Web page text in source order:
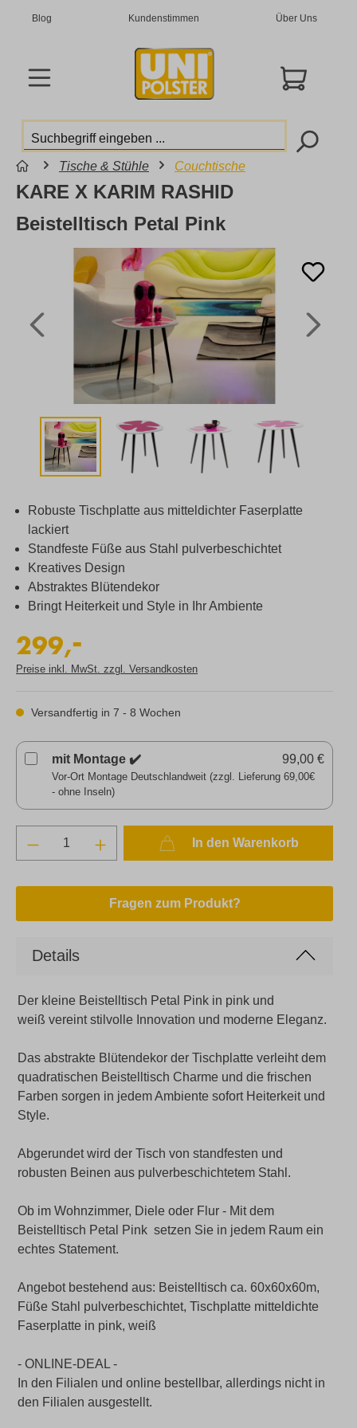
Blog Kundenstimmen Über Uns
Tische & Stühle Couchtische
KARE X KARIM RASHID
Beistelltisch Petal Pink
Robuste Tischplatte aus mitteldichter Faserplatte
lackiert
Standfeste Füße aus Stahl pulverbeschichtet
Kreatives Design
Abstraktes Blütendekor
Bringt Heiterkeit und Style in Ihr Ambiente
299,
-
Preise inkl. MwSt. zzgl. Versandkosten
Versandfertig in 7 - 8 Wochen
mit Montage ✔️
Vor-Ort Montage Deutschlandweit (zzgl. Lieferung 69,00€
- ohne Inseln)
99,00 €
In den Warenkorb
Fragen zum Produkt?
Details
Der kleine Beistelltisch Petal Pink in pink und
weiß vereint stilvolle Innovation und moderne Eleganz.
Das abstrakte Blütendekor der Tischplatte verleiht dem
quadratischen Beistelltisch Charme und die frischen
Farben sorgen in jedem Ambiente sofort Heiterkeit und
Style.
Abgerundet wird der Tisch von standfesten und
robusten Beinen aus pulverbeschichtetem Stahl.
Ob im Wohnzimmer, Diele oder Flur - Mit dem
Beistelltisch Petal Pink setzen Sie in jedem Raum ein
echtes Statement.
Angebot bestehend aus: Beistelltisch ca. 60x60x60m,
Füße Stahl pulverbeschichtet, Tischplatte mitteldichte
Faserplatte in pink, weiß
- ONLINE-DEAL -
In den Filialen und online bestellbar, allerdings nicht in
den Filialen ausgestellt.